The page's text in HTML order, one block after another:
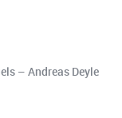
– Andreas Deyle